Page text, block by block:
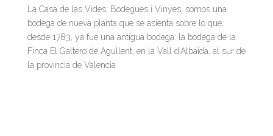
La Casa de las Vides, Bodegues i Vinyes, somos una
bodega de nueva planta que se asienta sobre lo que,
desde 1783, ya fue una antigua bodega: la bodega de la
Finca El Galtero de Agullent, en la Vall d’Albaida, al sur de
la provincia de Valencia